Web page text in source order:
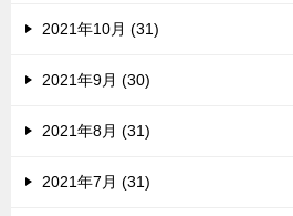
2021年10月 (31)
2021年9月 (30)
2021年8月 (31)
2021年7月 (31)